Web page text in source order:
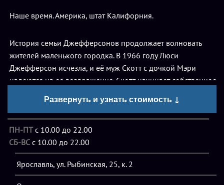
Наше время. Америка, штат Калифорния.
История семьи Джефферсонов продолжает волновать
жителей маленького городка. В 1966 году Люси
Джефферсон исчезла, и её муж Скотт с дочкой Мэри
надеются на её возвращение. Скотт начинает собственное
Люси. Вскоре умирает Мэри, и Скотта обвиняют в её
смерти и в исчезновении жены. Не выдержав горя, он
заканчивает жизнь самоубийством.
1966 год. Америка. Штат Калифорния.
Развернуть и узнать стоимость ↓
ПН-ПТс 10.00 до 22.00
СБ-ВС с 10.00 до 22.00
Ярославль, ул. Рыбинская, 25, к. 2